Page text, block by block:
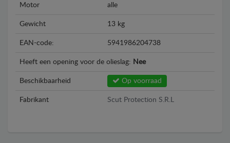
Motor alle
Gewicht 13 kg
EAN-code: 5941986204738
Heeft een opening voor de olieslag: Nee
Beschikbaarheid Op voorraad
Fabrikant Scut Protection S.R.L